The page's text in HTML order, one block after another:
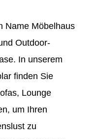
Name Möbelhaus
Outdoor-
In unserem
finden Sie
Lounge
um Ihren
zu